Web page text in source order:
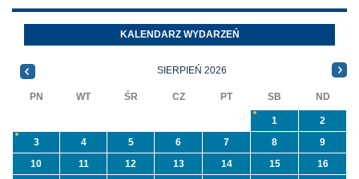
azbest w ramach
programu
priorytetowego
NFOŚiGW pn.
Oleszycach
Orzeszkowej.
informacji ...
KALENDARZ WYDARZEŃ
SIERPIEŃ 2026
PN WT ŚR CZ PT SB ND
1
2
3
4 5 6 7 8
9
10
11 12 13 14 15
16